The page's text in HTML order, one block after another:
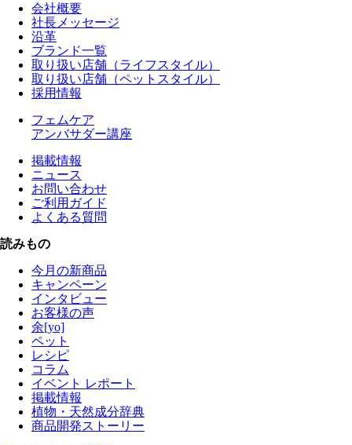
会社概要
社長メッセージ
沿革
ブランド一覧
取り扱い店舗（ライフスタイル）
取り扱い店舗（ペットスタイル）
採用情報
フェムケア
アンバサダー講座
掲載情報
ニュース
お問い合わせ
ご利用ガイド
よくある質問
読みもの
今月の新商品
キャンペーン
インタビュー
お客様の声
余[yo]
ペット
レシピ
コラム
イベント レポート
掲載情報
植物・天然成分辞典
商品開発ストーリー